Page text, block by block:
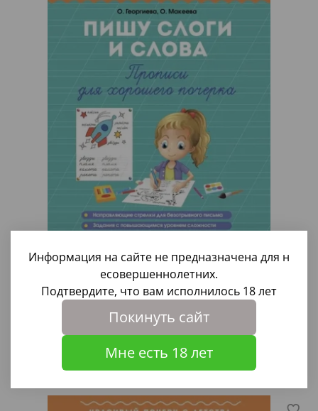
Пишу слоги и слова. Прописи для хорошего
почерка. Красивый почерк с детства
В корзину
Информация на сайте не предназначена для н
есовершеннолетних.
Подтвердите, что вам исполнилось 18 лет
Покинуть сайт
Мне есть 18 лет